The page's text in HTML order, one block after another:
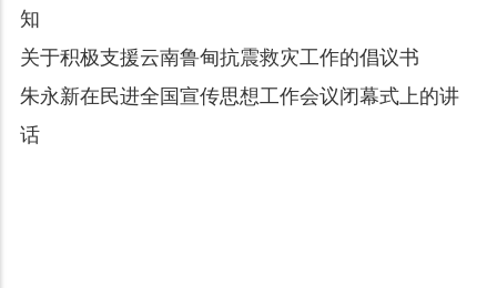
知
关于积极支援云南鲁甸抗震救灾工作的倡议书
朱永新在民进全国宣传思想工作会议闭幕式上的讲
话